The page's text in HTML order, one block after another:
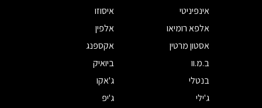
אינפיניטי
איסוזו
אלפא רומיאו
אלפין
אסטון מרטין
אקספנג
ב.מ.וו
ביואיק
בנטלי
ג'אקו
ג'ילי
ג'יפ